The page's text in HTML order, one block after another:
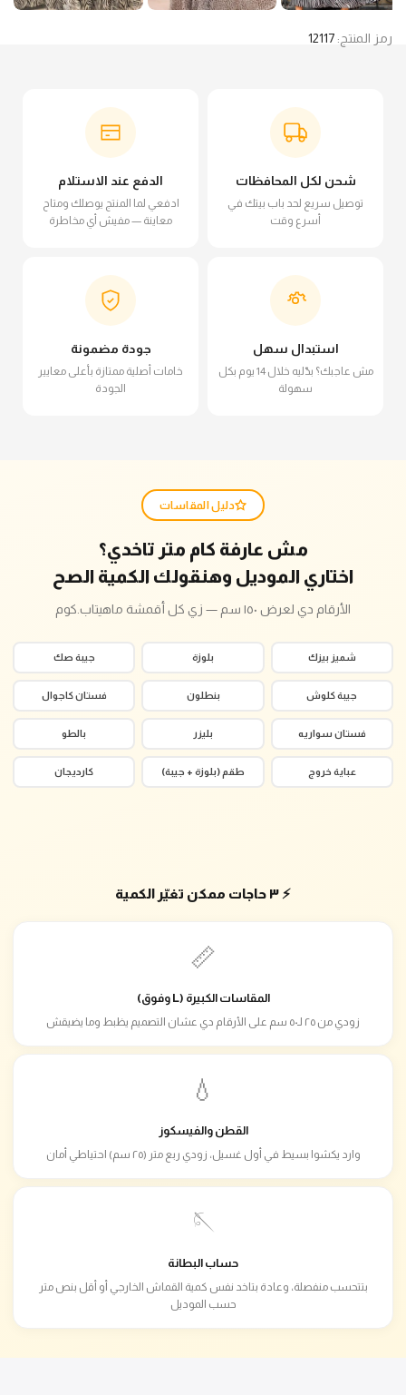
رمز المنتج: 12117
شحن لكل المحافظات
توصيل سريع لحد باب بيتك في
أسرع وقت
الدفع عند الاستلام
ادفعي لما المنتج يوصلك ومتاح
معاينة — مفيش أي مخاطرة
استبدال سهل
مش عاجبك؟ بدّليه خلال 14 يوم بكل
سهولة
جودة مضمونة
خامات أصلية ممتازة بأعلى معايير
الجودة
دليل المقاسات
مش عارفة كام متر تاخدي؟
اختاري الموديل وهنقولك الكمية الصح
الأرقام دي لعرض ١٥٠ سم — زي كل أقمشة ماهيتاب.كوم
شميز بيزك بلوزة جيبة صك
جيبة كلوش بنطلون فستان كاجوال
فستان سواريه بليزر بالطو
عباية خروج طقم (بلوزة + جيبة) كارديجان
⚡ ٣ حاجات ممكن تغيّر الكمية
📏
المقاسات الكبيرة (L وفوق)
زودي من ٢٥ لـ٥٠ سم على الأرقام دي عشان التصميم يظبط وما يضيقش
💧
القطن والفيسكوز
وارد يكشوا بسيط في أول غسيل، زودي ربع متر (٢٥ سم) احتياطي أمان
🪡
حساب البطانة
بتتحسب منفصلة، وعادة بتاخد نفس كمية القماش الخارجي أو أقل بنص متر
حسب الموديل